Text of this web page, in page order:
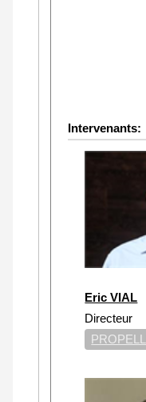
Intervenants:
Eric VIAL
Directeur